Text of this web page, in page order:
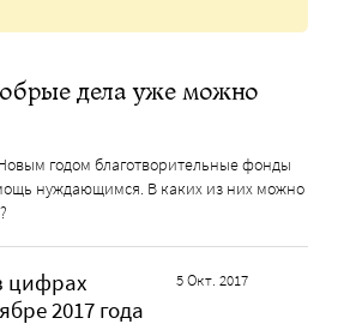
дела уже можно
годом благотворительные фонды
нуждающимся. В каких из них можно
цифрах
2017 года
5 Окт. 2017